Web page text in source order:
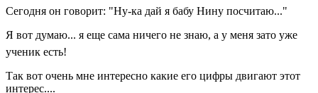
Сегодня он говорит: "Ну-ка дай я бабу Нину посчитаю..."
Я вот думаю... я еще сама ничего не знаю, а у меня зато уже
ученик есть!
Так вот очень мне интересно какие его цифры двигают этот
интерес....